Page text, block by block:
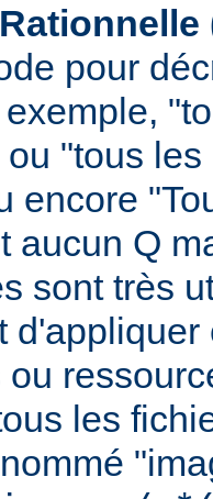
pour
ou "tous
encore
aucun Q
sont très
ou
les